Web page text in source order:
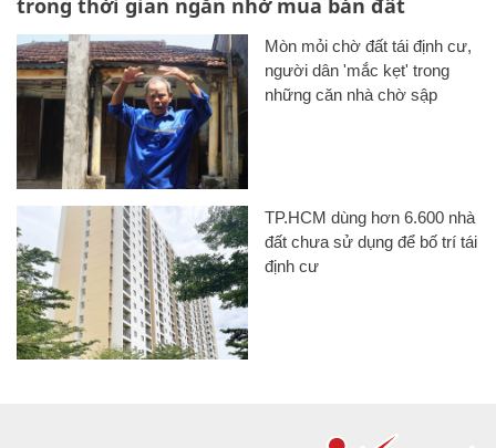
trong thời gian ngắn nhờ mua bán đất
Mòn mỏi chờ đất tái định cư,
người dân 'mắc kẹt' trong
những căn nhà chờ sập
TP.HCM dùng hơn 6.600 nhà
đất chưa sử dụng để bố trí tái
định cư